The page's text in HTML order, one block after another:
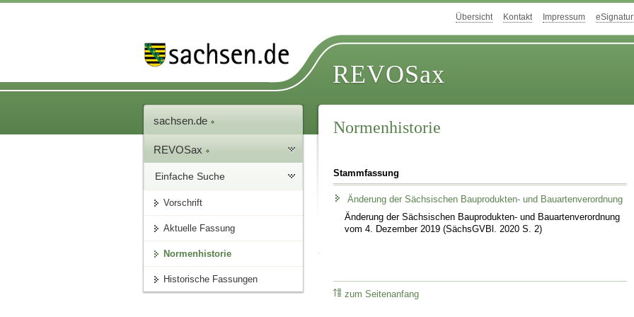
Übersicht Kontakt Impressum eSignatur
REVOSax
sachsen.de
REVOSax
Einfache Suche
Vorschrift
Aktuelle Fassung
Normenhistorie
Historische Fassungen
Normenhistorie
Stammfassung
Änderung der Sächsischen Bauprodukten- und Bauartenverordnung
Änderung der Sächsischen Bauprodukten- und Bauartenverordnung
vom 4. Dezember 2019 (SächsGVBl. 2020 S. 2)
zum Seitenanfang